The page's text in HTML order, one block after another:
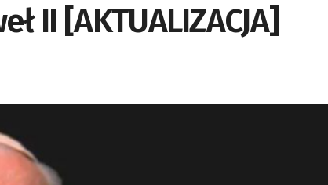
II [AKTUALIZACJA]